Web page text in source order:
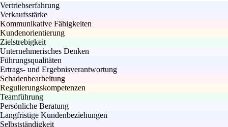
Vertriebserfahrung
Verkaufsstärke
Kommunikative Fähigkeiten
Kundenorientierung
Zielstrebigkeit
Unternehmerisches Denken
Führungsqualitäten
Ertrags- und Ergebnisverantwortung
Schadenbearbeitung
Regulierungskompetenzen
Teamführung
Persönliche Beratung
Langfristige Kundenbeziehungen
Selbstständigkeit